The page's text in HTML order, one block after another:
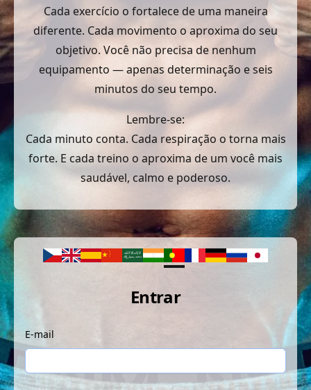
Cada exercício o fortalece de uma maneira
diferente. Cada movimento o aproxima do seu
objetivo. Você não precisa de nenhum
equipamento — apenas determinação e seis
minutos do seu tempo.
Lembre-se:
Cada minuto conta. Cada respiração o torna mais
forte. E cada treino o aproxima de um você mais
saudável, calmo e poderoso.
Entrar
E-mail